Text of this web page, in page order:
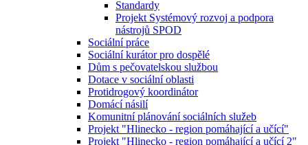
Standardy
Projekt Systémový rozvoj a podpora
nástrojů SPOD
Sociální práce
Sociální kurátor pro dospělé
Dům s pečovatelskou službou
Dotace v sociální oblasti
Protidrogový koordinátor
Domácí násilí
Komunitní plánování sociálních služeb
Projekt "Hlinecko - region pomáhající a učící"
Projekt "Hlinecko - region pomáhající a učící 2"